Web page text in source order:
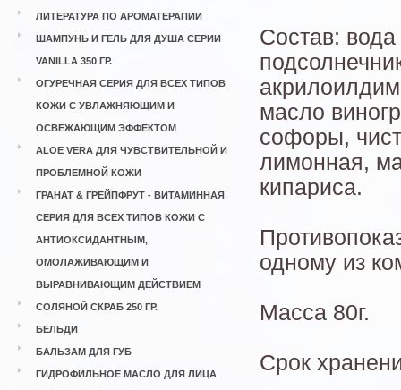
ЛИТЕРАТУРА ПО АРОМАТЕРАПИИ
ШАМПУНЬ И ГЕЛЬ ДЛЯ ДУША СЕРИИ
VANILLA 350 ГР.
ОГУРЕЧНАЯ СЕРИЯ ДЛЯ ВСЕХ ТИПОВ
КОЖИ С УВЛАЖНЯЮЩИМ И
ОСВЕЖАЮЩИМ ЭФФЕКТОМ
ALOE VERA ДЛЯ ЧУВСТВИТЕЛЬНОЙ И
ПРОБЛЕМНОЙ КОЖИ
ГРАНАТ & ГРЕЙПФРУТ - ВИТАМИННАЯ
СЕРИЯ ДЛЯ ВСЕХ ТИПОВ КОЖИ С
АНТИОКСИДАНТНЫМ,
ОМОЛАЖИВАЮЩИМ И
ВЫРАВНИВАЮЩИМ ДЕЙСТВИЕМ
СОЛЯНОЙ СКРАБ 250 ГР.
БЕЛЬДИ
БАЛЬЗАМ ДЛЯ ГУБ
ГИДРОФИЛЬНОЕ МАСЛО ДЛЯ ЛИЦА
Состав:
масло
софоры,
лимонная,
кипариса.
одному из
Масса 80г.
Срок